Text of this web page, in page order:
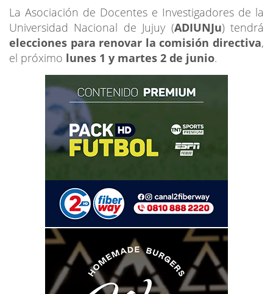
La Asociación de Docentes e Investigadores de la
Universidad Nacional de Jujuy (ADIUNJu) tendrá
elecciones para renovar la comisión directiva,
el próximo lunes 1 y martes 2 de junio.